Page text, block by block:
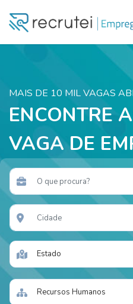
MAIS DE 10 MIL VAGAS
ENCONTRE
VAGA DE
Estado
Recursos Humanos